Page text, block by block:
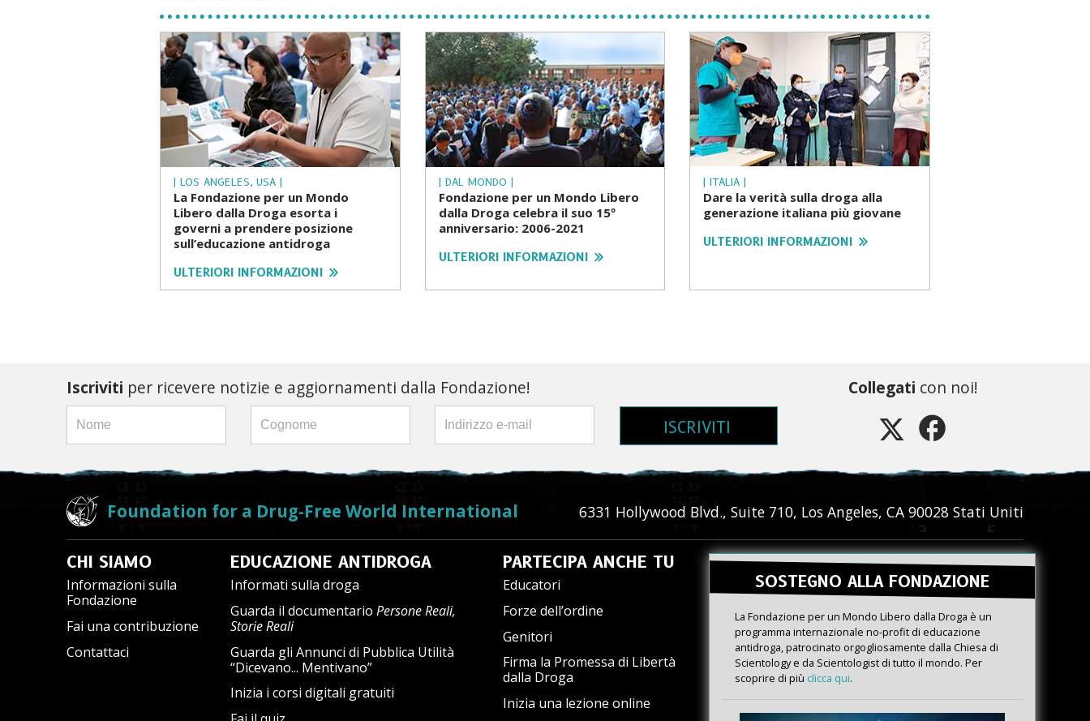
| LOS ANGELES, USA |
La Fondazione per un Mondo
Libero dalla Droga esorta i
governi a prendere posizione
sull’educazione antidroga
ULTERIORI INFORMAZIONI
| DAL MONDO |
Fondazione per un Mondo Libero
dalla Droga celebra il suo 15º
anniversario: 2006-2021
ULTERIORI INFORMAZIONI
| ITALIA |
Dare la verità sulla droga alla
generazione italiana più giovane
ULTERIORI INFORMAZIONI
Iscriviti per ricevere notizie e aggiornamenti dalla Fondazione!
ISCRIVITI
Collegati con noi!
Foundation for a Drug-Free World International 6331 Hollywood Blvd., Suite 710, Los Angeles, CA 90028 Stati Uniti
CHI SIAMO
Informazioni sulla
Fondazione
Fai una contribuzione
Contattaci
EDUCAZIONE ANTIDROGA
Informati sulla droga
Guarda il documentario Persone Reali,
Storie Reali
Guarda gli Annunci di Pubblica Utilità
“Dicevano... Mentivano”
Inizia i corsi digitali gratuiti
PARTECIPA ANCHE TU
Educatori
Forze dell’ordine
Genitori
Firma la Promessa di Libertà
dalla Droga
Inizia una lezione online
SOSTEGNO ALLA FONDAZIONE
La Fondazione per un Mondo Libero dalla Droga è un
programma internazionale no-profit di educazione
antidroga, patrocinato orgogliosamente dalla Chiesa di
Scientology e da Scientologist di tutto il mondo. Per
scoprire di più clicca qui.